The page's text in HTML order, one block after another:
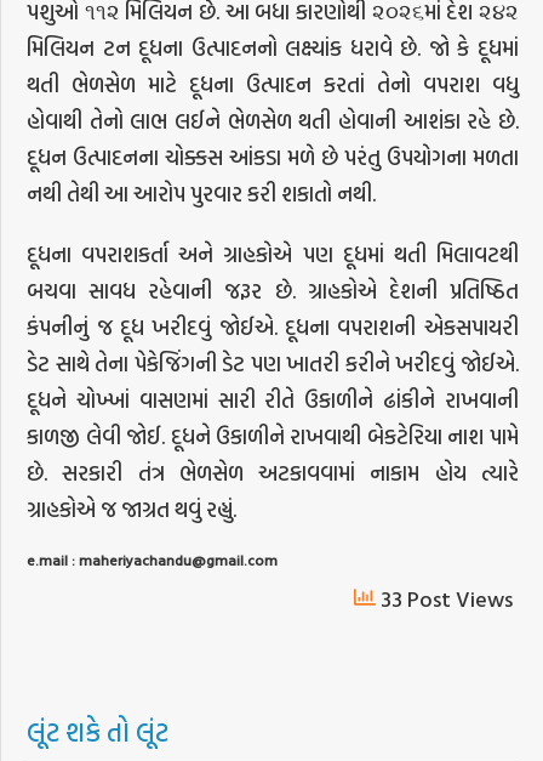
પશુઓ ૧૧૨ મિલિયન છે. આ બધા કારણોથી ૨૦૨૬માં દેશ ૨૪૨
મિલિયન ટન દૂધના ઉત્પાદનનો લક્ષ્યાંક ધરાવે છે. જો કે દૂધમાં
થતી ભેળસેળ માટે દૂધના ઉત્પાદન કરતાં તેનો વપરાશ વધુ
હોવાથી તેનો લાભ લઈને ભેળસેળ થતી હોવાની આશંકા રહે છે.
દૂધન ઉત્પાદનના ચોક્કસ આંકડા મળે છે પરંતુ ઉપયોગના મળતા
નથી તેથી આ આરોપ પુરવાર કરી શકાતો નથી.
દૂધના વપરાશકર્તા અને ગ્રાહકોએ પણ દૂધમાં થતી મિલાવટથી
બચવા સાવધ રહેવાની જરૂર છે. ગ્રાહકોએ દેશની પ્રતિષ્ઠિત
કંપનીનું જ દૂધ ખરીદવું જોઈએ. દૂધના વપરાશની એકસપાયરી
ડેટ સાથે તેના પેકેજિંગની ડેટ પણ ખાતરી કરીને ખરીદવું જોઈએ.
દૂધને ચોખ્ખાં વાસણમાં સારી રીતે ઉકાળીને ઢાંકીને રાખવાની
કાળજી લેવી જોઈ. દૂધને ઉકાળીને રાખવાથી બેકટેરિયા નાશ પામે
છે. સરકારી તંત્ર ભેળસેળ અટકાવવામાં નાકામ હોય ત્યારે
ગ્રાહકોએ જ જાગ્રત થવું રહ્યું.
e.mail : maheriyachandu@gmail.com
33 Post Views
લૂંટ શકે તો લૂંટ